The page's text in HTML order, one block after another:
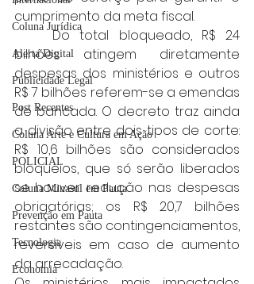
Coluna Jurídica
Alerta Digital
Publicidade Legal
Post Recentes
Coluna Arte e Cultura em Ação
POLICIAL
Coluna Minasul em Pauta
Prevenção em Pauta
Tecnologia
Economia
cumprimento da meta fiscal.
	Do total bloqueado, R$ 24
bilhões atingem diretamente
despesas dos ministérios e outros
R$ 7 bilhões referem-se a emendas
de bancada. O decreto traz ainda
a divisão entre dois tipos de corte:
R$ 10,6 bilhões são considerados
bloqueios, que só serão liberados
se houver redução nas despesas
obrigatórias; os R$ 20,7 bilhões
restantes são contingenciamentos,
reversíveis em caso de aumento
da arrecadação.